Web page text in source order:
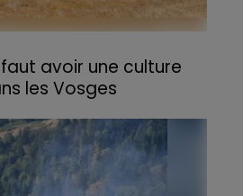
faut avoir une culture
les Vosges